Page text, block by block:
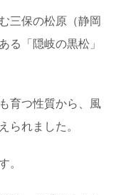
頭町で森の魅力を味わ
れる、鳥取県智頭（ちづ）
三保の松原（静岡
る「隠岐の黒松」
育つ性質から、風
られました。
。